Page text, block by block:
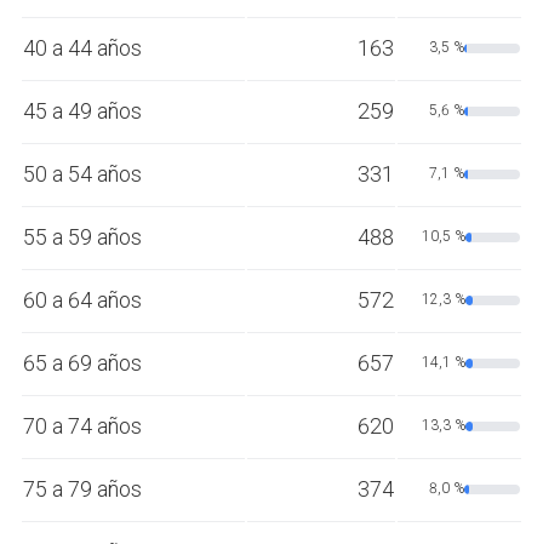
40 a 44 años 163 3,5 %
45 a 49 años 259 5,6 %
50 a 54 años 331 7,1 %
55 a 59 años 488 10,5 %
60 a 64 años 572 12,3 %
65 a 69 años 657 14,1 %
70 a 74 años 620 13,3 %
75 a 79 años 374 8,0 %